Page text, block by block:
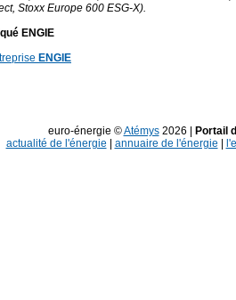
Stoxx Europe 600 ESG-X).
ENGIE
ENGIE
euro-énergie ©Atémys2026 |
Portail
actualité de l'énergie
annuaire de l'énergie